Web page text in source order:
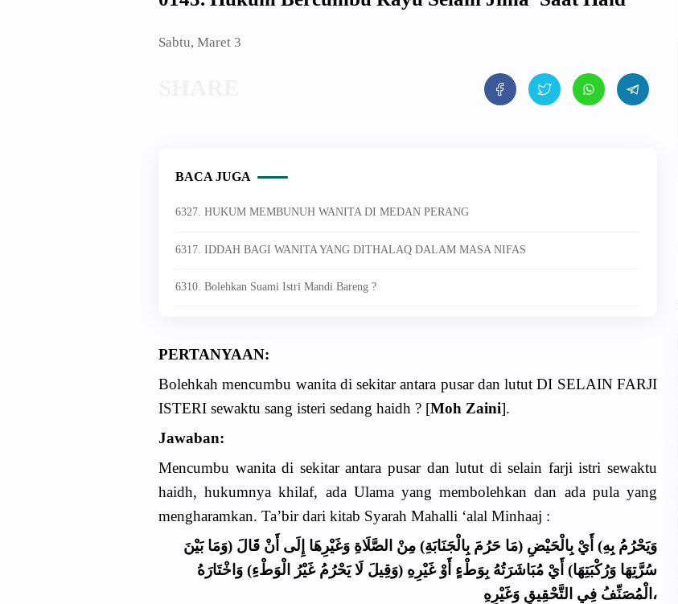
Sabtu, Maret 3
BACA JUGA
6327. HUKUM MEMBUNUH WANITA DI MEDAN PERANG
6317. IDDAH BAGI WANITA YANG DITHALAQ DALAM MASA NIFAS
6310. Bolehkan Suami Istri Mandi Bareng ?
PERTANYAAN:
Bolehkah mencumbu wanita di sekitar antara pusar dan lutut DI SELAIN FARJI
ISTERI sewaktu sang isteri sedang haidh ? [Moh Zaini].
Jawaban:
Mencumbu wanita di sekitar antara pusar dan lutut di selain farji istri sewaktu
haidh, hukumnya khilaf, ada Ulama yang membolehkan dan ada pula yang
mengharamkan. Ta’bir dari kitab Syarah Mahalli ‘alal Minhaaj :
وَيَحْرُمُ بِهِ) أَيْ بِالْحَيْضِ (مَا حَرُمَ بِالْجَنَابَةِ) مِنْ الصَّلَاةِ وَغَيْرِهَا إِلَى أَنْ قَالَ (وَمَا بَيْنَ
سُرَّتِهَا وَرُكْبَتِهَا) أَيْ مُبَاشَرَتُهُ بِوَطْءٍ أَوْ غَيْرِهِ (وَقِيلَ لَا يَحْرُمُ غَيْرُ الْوَطْءِ) وَاخْتَارَهُ
الْمُصَنِّفُ فِي التَّحْقِيقِ وَغَيْرِهِ،